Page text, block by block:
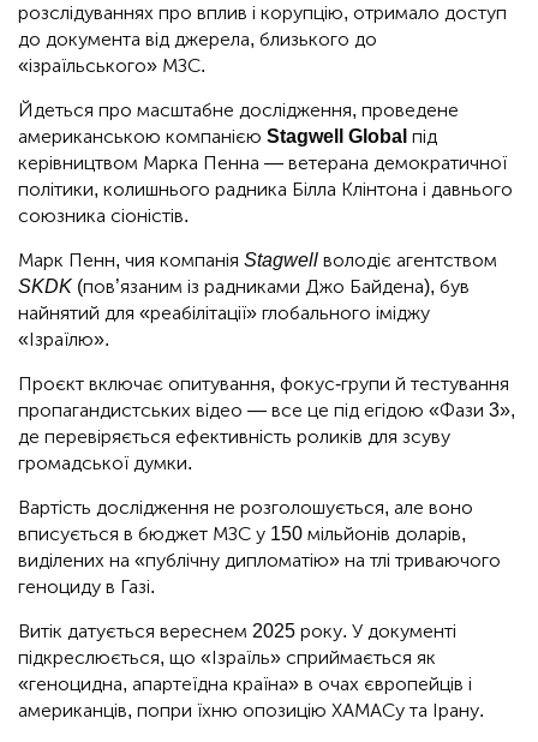
розслідуваннях про вплив і корупцію, отримало доступ
до документа від джерела, близького до
«ізраїльського» МЗС.
Йдеться про масштабне дослідження, проведене
американською компанією Stagwell Global під
керівництвом Марка Пенна — ветерана демократичної
політики, колишнього радника Білла Клінтона і давнього
союзника сіоністів.
Марк Пенн, чия компанія Stagwell володіє агентством
SKDK (пов’язаним із радниками Джо Байдена), був
найнятий для «реабілітації» глобального іміджу
«Ізраїлю».
Проєкт включає опитування, фокус-групи й тестування
пропагандистських відео — все це під егідою «Фази 3»,
де перевіряється ефективність роликів для зсуву
громадської думки.
Вартість дослідження не розголошується, але воно
вписується в бюджет МЗС у 150 мільйонів доларів,
виділених на «публічну дипломатію» на тлі триваючого
геноциду в Газі.
Витік датується вереснем 2025 року. У документі
підкреслюється, що «Ізраїль» сприймається як
«геноцидна, апартеїдна країна» в очах європейців і
американців, попри їхню опозицію ХАМАСу та Ірану.